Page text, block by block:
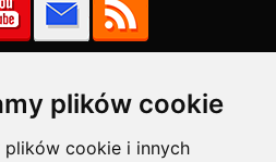
plików cookie
plików cookie i innych
obsługuje: